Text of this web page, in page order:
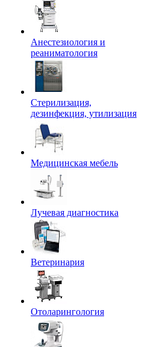
Анестезиология и
реаниматология
Стерилизация,
дезинфекция, утилизация
Медицинская мебель
Лучевая диагностика
Ветеринария
Отоларингология